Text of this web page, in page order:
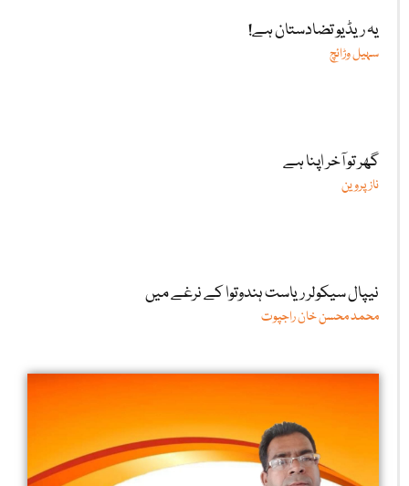
یہ ریڈیو تضادستان ہے!
سہیل وڑائچ
گھر تو آخر اپنا ہے
ناز پروین
نیپال سیکولر ریاست ہندوتوا کے نرغے میں
محمد محسن خان راجپوت